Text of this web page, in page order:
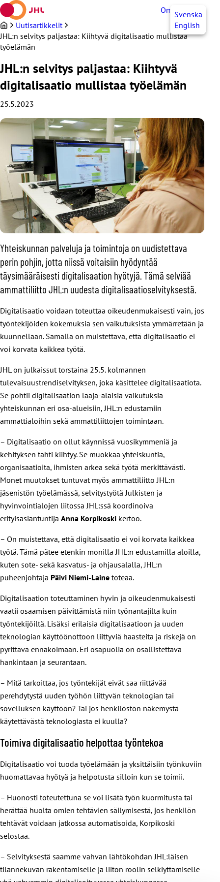
Siirry
sisältöön
OmaJHLSvenska
English
Uutisartikkelit
JHL:n selvitys paljastaa: Kiihtyvä digitalisaatio mullistaa
työelämän
JHL:n selvitys paljastaa: Kiihtyvä
digitalisaatio mullistaa työelämän
25.5.2023
Yhteiskunnan palveluja ja toimintoja on uudistettava
perin pohjin, jotta niissä voitaisiin hyödyntää
täysimääräisesti digitalisaation hyötyjä. Tämä selviää
ammattiliitto JHL:n uudesta digitalisaatioselvityksestä.
Digitalisaatio voidaan toteuttaa oikeudenmukaisesti vain, jos
työntekijöiden kokemuksia sen vaikutuksista ymmärretään ja
kuunnellaan. Samalla on muistettava, että digitalisaatio ei
voi korvata kaikkea työtä.
JHL on julkaissut torstaina 25.5. kolmannen
tulevaisuustrendiselvityksen, joka käsittelee digitalisaatiota.
Se pohtii digitalisaation laaja-alaisia vaikutuksia
yhteiskunnan eri osa-alueisiin, JHL:n edustamiin
ammattialoihin sekä ammattiliittojen toimintaan.
– Digitalisaatio on ollut käynnissä vuosikymmeniä ja
kehityksen tahti kiihtyy. Se muokkaa yhteiskuntia,
organisaatioita, ihmisten arkea sekä työtä merkittävästi.
Monet muutokset tuntuvat myös ammattiliitto JHL:n
jäsenistön työelämässä, selvitystyötä Julkisten ja
hyvinvointialojen liitossa JHL:ssä koordinoiva
erityisasiantuntija Anna Korpikoski kertoo.
– On muistettava, että digitalisaatio ei voi korvata kaikkea
työtä. Tämä pätee etenkin monilla JHL:n edustamilla aloilla,
kuten sote- sekä kasvatus- ja ohjausalalla, JHL:n
puheenjohtaja Päivi Niemi-Laine toteaa.
Digitalisaation toteuttaminen hyvin ja oikeudenmukaisesti
vaatii osaamisen päivittämistä niin työnantajilta kuin
työntekijöiltä. Lisäksi erilaisia digitalisaatioon ja uuden
teknologian käyttöönottoon liittyviä haasteita ja riskejä on
pyrittävä ennakoimaan. Eri osapuolia on osallistettava
hankintaan ja seurantaan.
– Mitä tarkoittaa, jos työntekijät eivät saa riittävää
perehdytystä uuden työhön liittyvän teknologian tai
sovelluksen käyttöön? Tai jos henkilöstön näkemystä
käytettävästä teknologiasta ei kuulla?
Toimiva digitalisaatio helpottaa työntekoa
Digitalisaatio voi tuoda työelämään ja yksittäisiin työnkuviin
huomattavaa hyötyä ja helpotusta silloin kun se toimii.
– Huonosti toteutettuna se voi lisätä työn kuormitusta tai
herättää huolta omien tehtävien säilymisestä, jos henkilön
tehtävät voidaan jatkossa automatisoida, Korpikoski
selostaa.
– Selvityksestä saamme vahvan lähtökohdan JHL:läisen
tilannekuvan rakentamiselle ja liiton roolin selkiyttämiselle